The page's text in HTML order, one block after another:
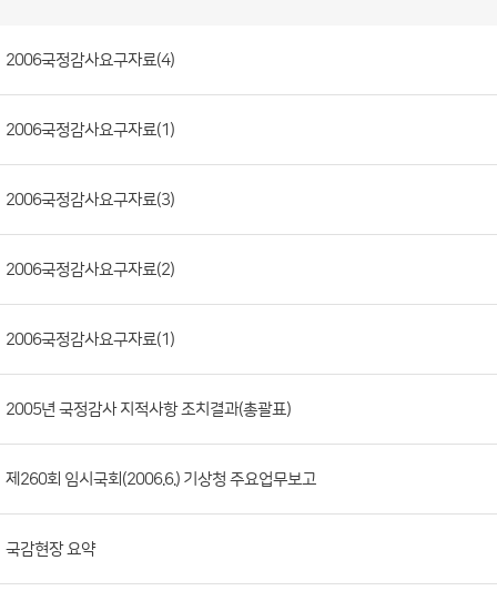
보
공
개
게
록
호,
분
류,
제
목,
부
서,
첨
부
파
록
일,
2006국정감사요구자료(4)
2006국정감사요구자료(1)
2006국정감사요구자료(3)
2006국정감사요구자료(2)
2006국정감사요구자료(1)
2005년 국정감사 지적사항 조치결과(총괄표)
제260회 임시국회(2006.6.) 기상청 주요업무보고
국감현장 요약